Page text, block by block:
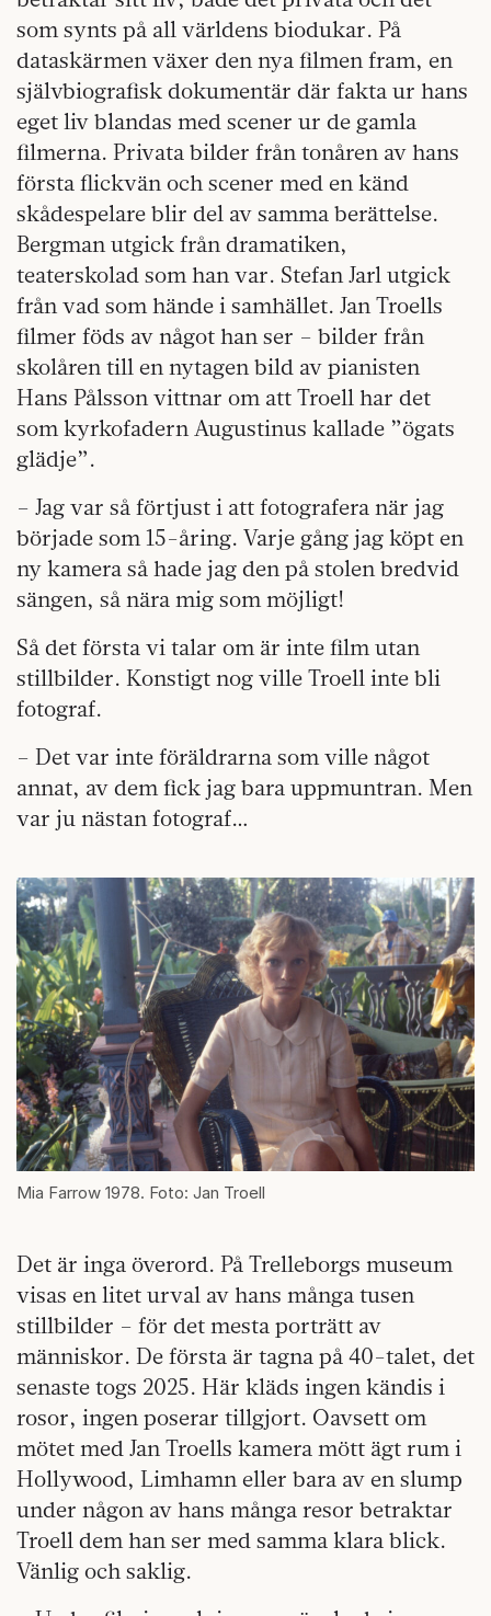
som synts på all världens biodukar. På
dataskärmen växer den nya filmen fram, en
självbiografisk dokumentär där fakta ur hans
eget liv blandas med scener ur de gamla
filmerna. Privata bilder från tonåren av hans
första flickvän och scener med en känd
skådespelare blir del av samma berättelse.
Bergman utgick från dramatiken,
teaterskolad som han var. Stefan Jarl utgick
från vad som hände i samhället. Jan Troells
filmer föds av något han ser – bilder från
skolåren till en nytagen bild av pianisten
Hans Pålsson vittnar om att Troell har det
som kyrkofadern Augustinus kallade ”ögats
glädje”.
– Jag var så förtjust i att fotografera när jag
började som 15-åring. Varje gång jag köpt en
ny kamera så hade jag den på stolen bredvid
sängen, så nära mig som möjligt!
Så det första vi talar om är inte film utan
stillbilder. Konstigt nog ville Troell inte bli
fotograf.
– Det var inte föräldrarna som ville något
annat, av dem fick jag bara uppmuntran. Men
var ju nästan fotograf…
Mia Farrow 1978. Foto: Jan Troell
Det är inga överord. På Trelleborgs museum
visas en litet urval av hans många tusen
stillbilder – för det mesta porträtt av
människor. De första är tagna på 40-talet, det
senaste togs 2025. Här kläds ingen kändis i
rosor, ingen poserar tillgjort. Oavsett om
mötet med Jan Troells kamera mött ägt rum i
Hollywood, Limhamn eller bara av en slump
under någon av hans många resor betraktar
Troell dem han ser med samma klara blick.
Vänlig och saklig.